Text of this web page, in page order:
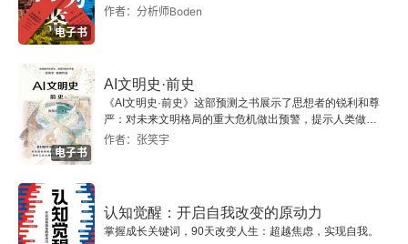
递电磁力的介质。几率幅值，哈密尔顿空间，矢
量、算符，本征值，本征矢量，还有量子动力学的
薛定谔方程，费曼路径积分等等概念，有了基本认
识。
电子书
作者：分析师Boden
电子书
AI文明史·前史
《AI文明史·前史》这部预测之书展示了思想者的锐利和尊
严：对未来文明格局的重大危机做出预警，提示人类做出
智慧的选择。
作者：张笑宇
认知觉醒：开启自我改变的原动力
掌握成长关键词，90天改变人生：超越焦虑，实现自我。